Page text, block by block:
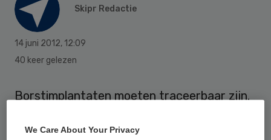
Skipr Redactie
14 juni 2012, 12:09
40 keer gelezen
Borstimplantaten moeten traceerbaar zijn.
waardoor problemen sneller kunnen worden
We Care About Your Privacy